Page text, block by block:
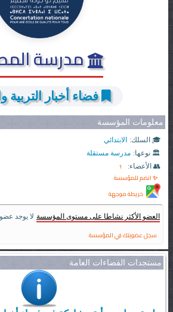
مدرسة
فضاء أخبار التربية
معلومات المؤسسة
🎓 السلك: الابتدائي
🏛️ نوعها: مدرسة مستقلة
👥 الأعضاء:
1
✨ انضم للمؤسسة
خريطة موجهة
العضو الأكثر نشاطا على مستوى المؤسسة لا يوجد
سجل عضويتك في المؤسسة
مستجدات الفضاءات العامة